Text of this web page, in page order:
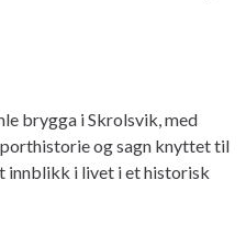
brygga i Skrolsvik, med
og sagn knyttet til
innblikk i livet i et historisk